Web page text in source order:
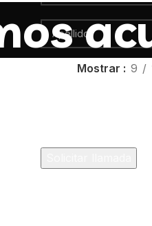
Mostrar 9